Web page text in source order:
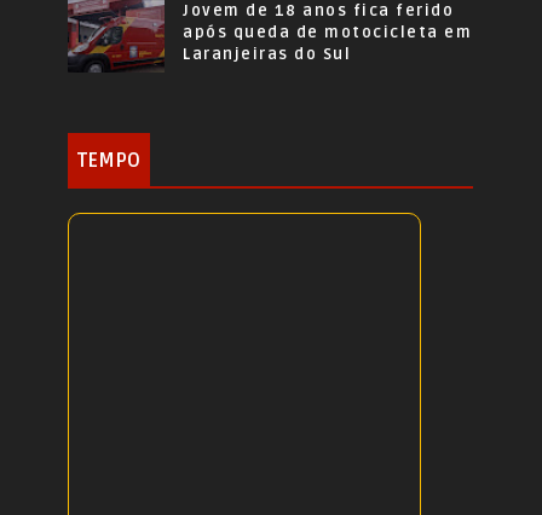
Jovem de 18 anos fica ferido
após queda de motocicleta em
Laranjeiras do Sul
TEMPO